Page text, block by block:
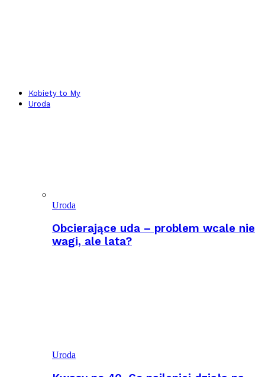
Kobiety to My
Uroda
Uroda
Obcierające uda – problem wcale nie
wagi, ale lata?
Uroda